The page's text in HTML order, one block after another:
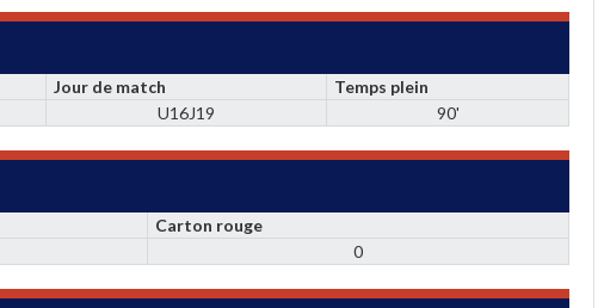
Jour de match
Temps plein
U16J19 90'
Carton rouge
0